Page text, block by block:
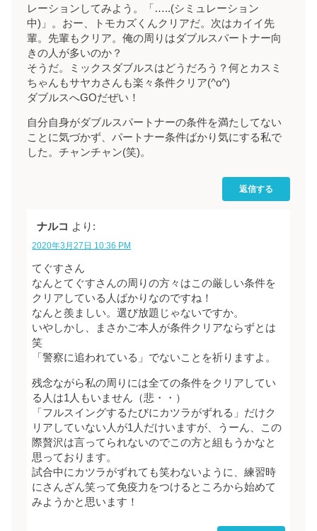
レーションしてみよう。「…..(シミュレーション
中)」。おー、トモカズくんクリアだ。次はカイイ先
輩。先輩もクリア。俺の周りはダブルスパートナー向
きの人が多いのか？
そうだ。ミックスダブルスはどうだろう？何とカスミ
ちゃんもサヤカさんも楽々条件クリア(^o^)
ダブルスへGOだぜい！
自分自身がダブルスパートナーの条件を満たしてない
ことに気づかず、パートナー条件ばかり気にする私で
した。チャンチャン(笑)。
返信する
ナルコ より:
2020年3月27日 10:36 PM
てぐすさん
なんとてぐすさんの周りの方々はこの厳しい条件を
クリアしている人ばかりなのですね！
なんと羨ましい。選び放題じゃないですか。
いやしかし、まさかご本人が条件クリアならずとは
笑
「警察に追われている」でないことを祈りますよ。
残念ながら私の周りには全ての条件をクリアしてい
る人は1人もいません（悲・・）
「フルスイングするたびにカツラがずれる」だけク
リアしていない人が1人だけいますが、うーん、この
際贅沢は言ってられないのでこの方と組もうかなと
思っております。
試合中にカツラがずれても笑わないように、練習時
にさんざん笑って免疫力をつけるところから始めて
みようかと思います！